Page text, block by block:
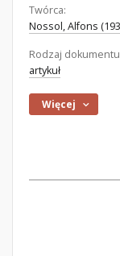
Twórca:
Nossol, Alfons
Rodzaj
artykuł
Więcej